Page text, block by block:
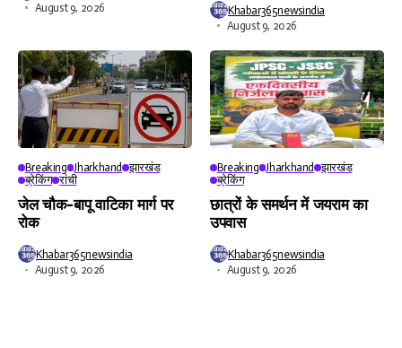
August 9, 2026
Khabar365newsindia
August 9, 2026
Breaking Jharkhand
झारखंड
ब्रेकिंग रांची
जेल चौक-बापू वाटिका मार्ग पर
रोक
Khabar365newsindia
August 9, 2026
Breaking Jharkhand
झारखंड
ब्रेकिंग
छात्रों के समर्थन में जयराम का
उपवास
Khabar365newsindia
August 9, 2026